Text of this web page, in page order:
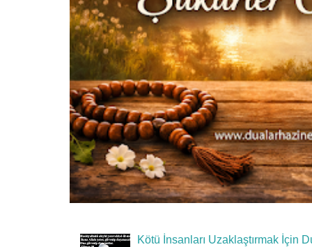
Kötü İnsanları Uzaklaştırmak İçin